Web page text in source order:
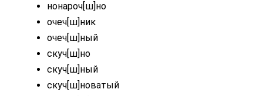
нонароч[ш]но
очеч[ш]ник
очеч[ш]ный
скуч[ш]но
скуч[ш]ный
скуч[ш]новатый